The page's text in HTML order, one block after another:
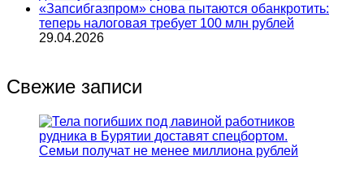
«Запсибгазпром» снова пытаются обанкротить:
теперь налоговая требует 100 млн рублей
29.04.2026
Свежие записи